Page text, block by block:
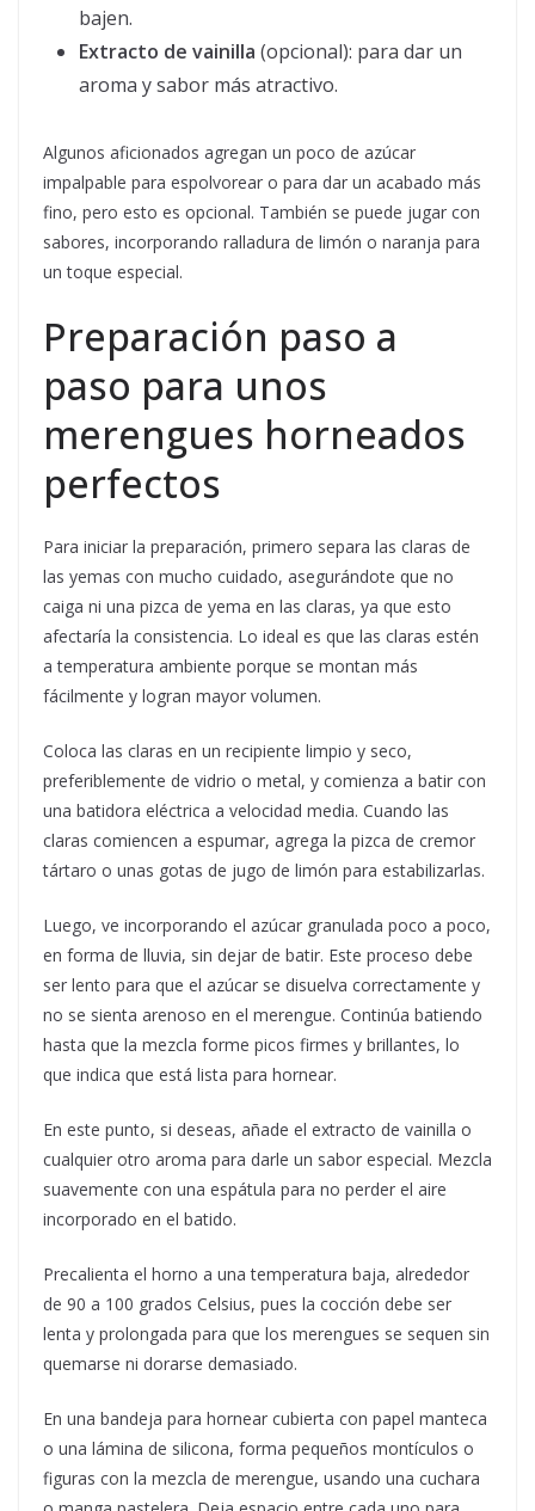
bajen.
Extracto de vainilla (opcional): para dar un
aroma y sabor más atractivo.
Algunos aficionados agregan un poco de azúcar
impalpable para espolvorear o para dar un acabado más
fino, pero esto es opcional. También se puede jugar con
sabores, incorporando ralladura de limón o naranja para
un toque especial.
Preparación paso a
paso para unos
merengues horneados
perfectos
Para iniciar la preparación, primero separa las claras de
las yemas con mucho cuidado, asegurándote que no
caiga ni una pizca de yema en las claras, ya que esto
afectaría la consistencia. Lo ideal es que las claras estén
a temperatura ambiente porque se montan más
fácilmente y logran mayor volumen.
Coloca las claras en un recipiente limpio y seco,
preferiblemente de vidrio o metal, y comienza a batir con
una batidora eléctrica a velocidad media. Cuando las
claras comiencen a espumar, agrega la pizca de cremor
tártaro o unas gotas de jugo de limón para estabilizarlas.
Luego, ve incorporando el azúcar granulada poco a poco,
en forma de lluvia, sin dejar de batir. Este proceso debe
ser lento para que el azúcar se disuelva correctamente y
no se sienta arenoso en el merengue. Continúa batiendo
hasta que la mezcla forme picos firmes y brillantes, lo
que indica que está lista para hornear.
En este punto, si deseas, añade el extracto de vainilla o
cualquier otro aroma para darle un sabor especial. Mezcla
suavemente con una espátula para no perder el aire
incorporado en el batido.
Precalienta el horno a una temperatura baja, alrededor
de 90 a 100 grados Celsius, pues la cocción debe ser
lenta y prolongada para que los merengues se sequen sin
quemarse ni dorarse demasiado.
En una bandeja para hornear cubierta con papel manteca
o una lámina de silicona, forma pequeños montículos o
figuras con la mezcla de merengue, usando una cuchara